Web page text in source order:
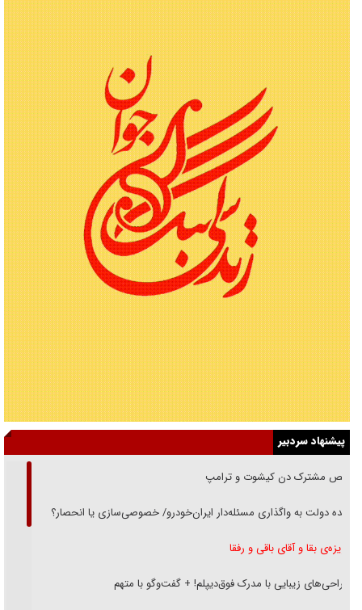
پیشنهاد سردبیر
رقص مشترک دن کیشوت و ترامپ
دنده دولت به واگذاری مسئله‌دار ایران‌خودرو/ خصوصی‌سازی یا انحصار؟
غریزه‌ی بقا و آقای باقی و رفقا
جراحی‌های زیبایی با مدرک فوق‌دیپلم! + گفت‌وگو با متهم